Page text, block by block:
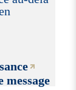
message